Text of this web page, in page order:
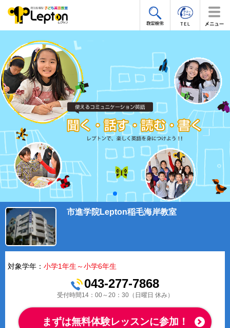
市進学院Lepton稲毛海岸教室
対象学年： 小学1年生～小学6年生
043-277-7868
受付時間14：00～20：30（日曜日 休み）
まずは無料体験レッスンに参加！